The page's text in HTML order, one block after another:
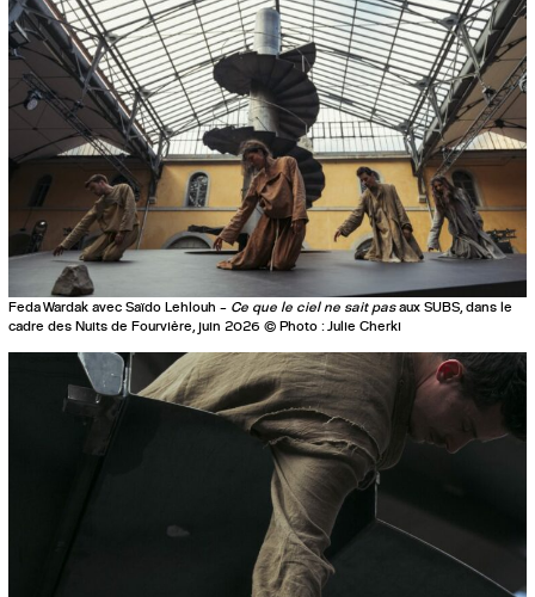
Feda Wardak avec Saïdo Lehlouh – Ce que le ciel ne sait pasaux SUBS, dans le
cadre des Nuits de Fourvière, juin 2026 © Photo : Julie Cherki